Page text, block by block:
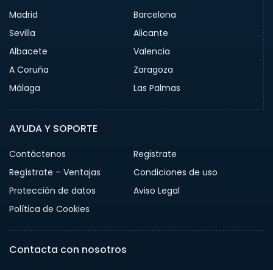
Madrid
Barcelona
Sevilla
Alicante
Albacete
Valencia
A Coruña
Zaragoza
Málaga
Las Palmas
AYUDA Y SOPORTE
Contáctenos
Registrate
Regístrate – Ventajas
Condiciones de uso
Protección de datos
Aviso Legal
Política de Cookies
Contacta con nosotros